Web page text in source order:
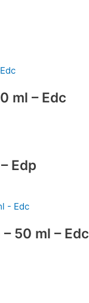
ml – Edc
Edp
50 ml – Edc